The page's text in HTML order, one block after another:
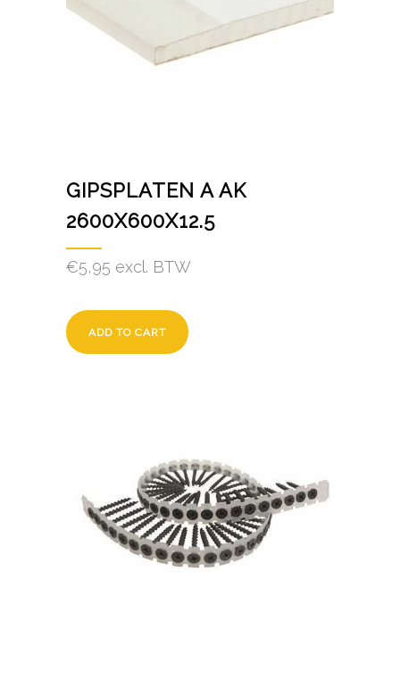
GIPSPLATEN A AK
2600X600X12.5
€5,95 excl. BTW
ADD TO CART